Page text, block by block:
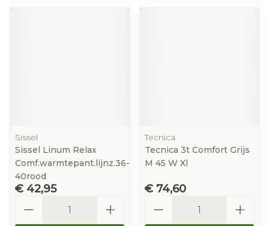
Sissel
Sissel Linum Relax
Comf.warmtepant.lijnz.36-
40rood
€ 42,95
Tecnica
Tecnica 3t Comfort Grijs
M 45 W Xl
€ 74,60